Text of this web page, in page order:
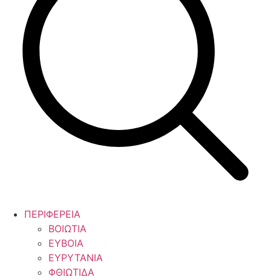
ΠΕΡΙΦΕΡΕΙΑ
ΒΟΙΩΤΙΑ
ΕΥΒΟΙΑ
ΕΥΡΥΤΑΝΙΑ
ΦΘΙΩΤΙΔΑ